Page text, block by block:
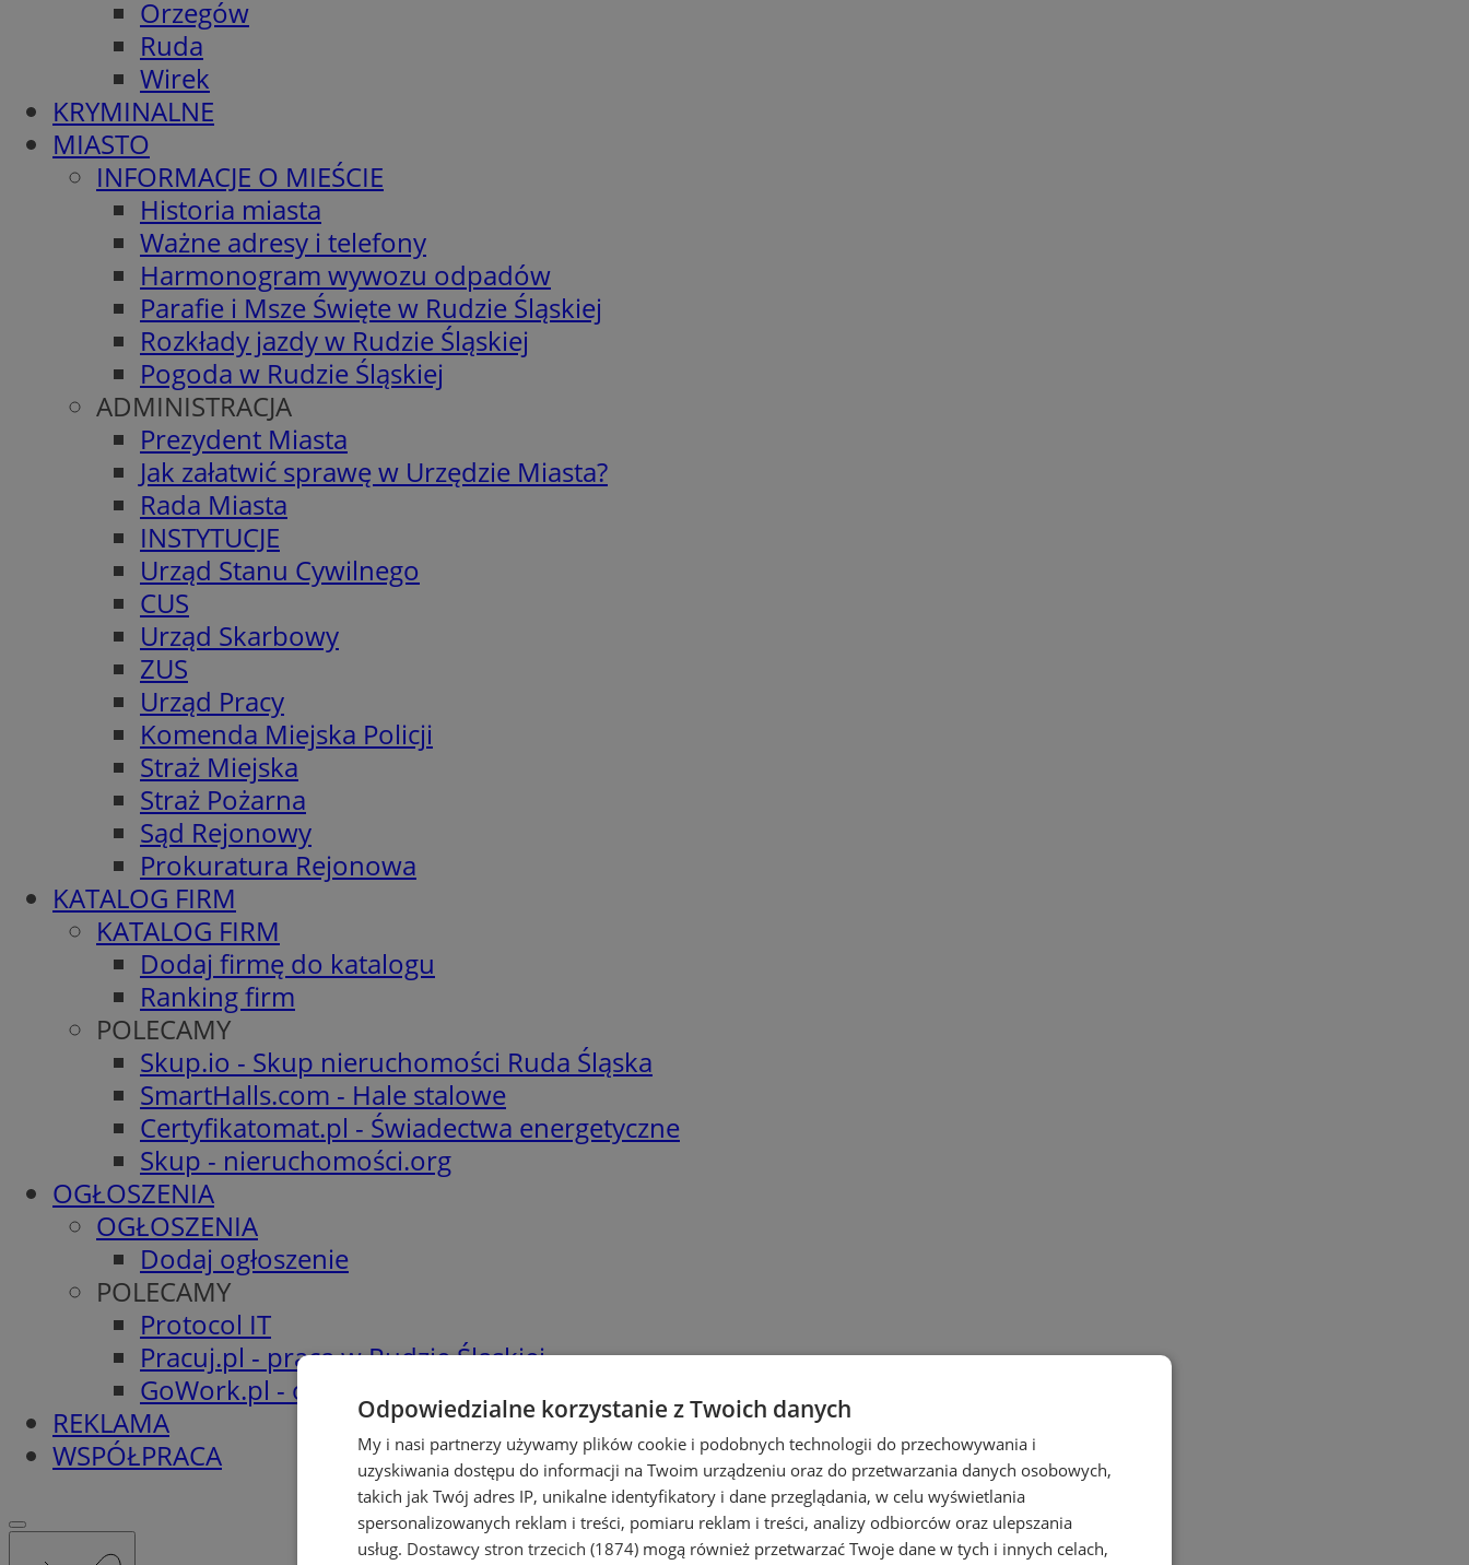
Orzegów
Ruda
Wirek
KRYMINALNE
MIASTO
INFORMACJE O MIEŚCIE
Historia miasta
Ważne adresy i telefony
Harmonogram wywozu odpadów
Parafie i Msze Święte w Rudzie Śląskiej
Rozkłady jazdy w Rudzie Śląskiej
Pogoda w Rudzie Śląskiej
ADMINISTRACJA
Prezydent Miasta
Jak załatwić sprawę w Urzędzie Miasta?
Rada Miasta
INSTYTUCJE
Urząd Stanu Cywilnego
CUS
Urząd Skarbowy
ZUS
Urząd Pracy
Komenda Miejska Policji
Straż Miejska
Straż Pożarna
Sąd Rejonowy
Prokuratura Rejonowa
KATALOG FIRM
KATALOG FIRM
Dodaj firmę do katalogu
Ranking firm
POLECAMY
Skup.io - Skup nieruchomości Ruda Śląska
SmartHalls.com - Hale stalowe
Certyfikatomat.pl - Świadectwa energetyczne
Skup - nieruchomości.org
OGŁOSZENIA
OGŁOSZENIA
Dodaj ogłoszenie
POLECAMY
Protocol IT
Pracuj.pl - praca w Rudzie Śląskiej
GoWork.pl - oferty pracy
REKLAMA
WSPÓŁPRACA
Odpowiedzialne korzystanie z Twoich danych
My i nasi partnerzy używamy plików cookie i podobnych technologii do przechowywania i
uzyskiwania dostępu do informacji na Twoim urządzeniu oraz do przetwarzania danych osobowych,
takich jak Twój adres IP, unikalne identyfikatory i dane przeglądania, w celu wyświetlania
spersonalizowanych reklam i treści, pomiaru reklam i treści, analizy odbiorców oraz ulepszania
usług. Dostawcy stron trzecich (1874) mogą również przetwarzać Twoje dane w tych i innych celach,